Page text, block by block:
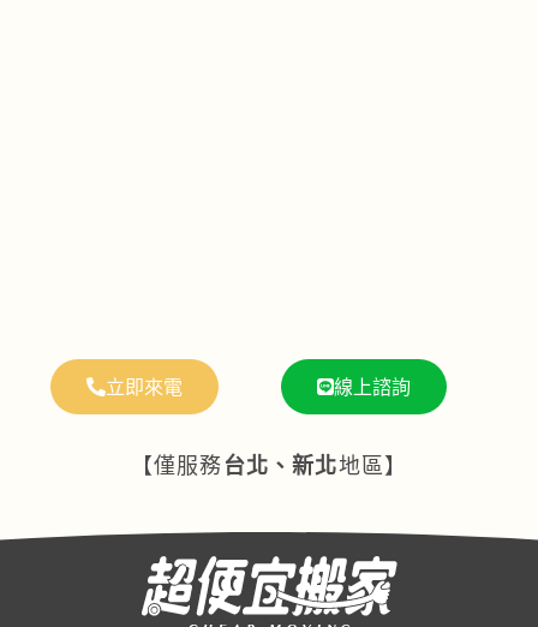
立即來電 線上諮詢
【僅服務台北、新北地區】